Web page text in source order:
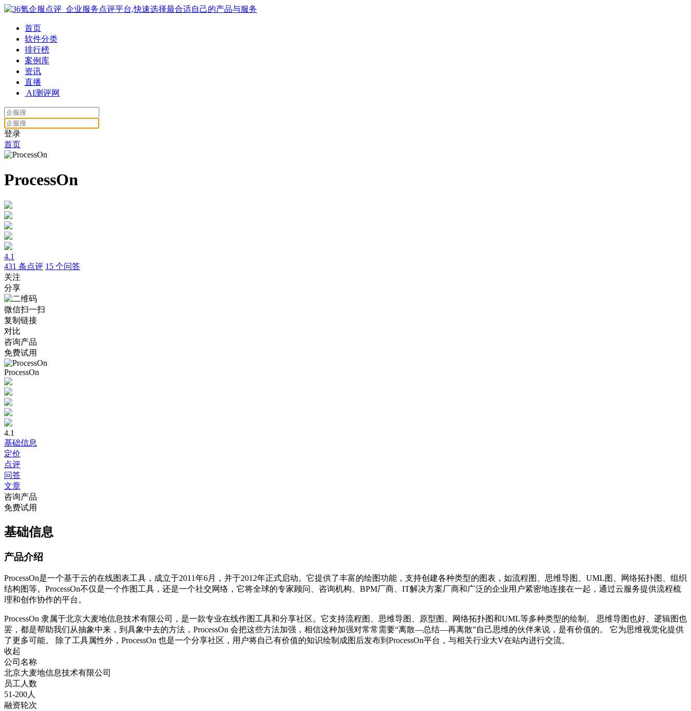
首页
软件分类
排行榜
案例库
资讯
直播
AI测评网
登录
首页
ProcessOn
4.1
431 条点评 15 个问答
关注
分享
微信扫一扫
复制链接
对比
咨询产品
免费试用
ProcessOn
4.1
基础信息
定价
点评
问答
文章
咨询产品
免费试用
基础信息
产品介绍
ProcessOn是一个基于云的在线图表工具，成立于2011年6月，并于2012年正式启动。它提供了丰富的绘图功能，支持创建各种类型的图表，如流程图、思维导图、UML图、网络拓扑图、组织
结构图等。ProcessOn不仅是一个作图工具，还是一个社交网络，它将全球的专家顾问、咨询机构、BPM厂商、IT解决方案厂商和广泛的企业用户紧密地连接在一起，通过云服务提供流程梳
理和创作协作的平台。
ProcessOn 隶属于北京大麦地信息技术有限公司，是一款专业在线作图工具和分享社区。它支持流程图、思维导图、原型图、网络拓扑图和UML等多种类型的绘制。 思维导图也好、逻辑图也
罢，都是帮助我们从抽象中来，到具象中去的方法，ProcessOn 会把这些方法加强，相信这种加强对常常需要“离散—总结—再离散”自己思维的伙伴来说，是有价值的。 它为思维视觉化提供
了更多可能。 除了工具属性外，ProcessOn 也是一个分享社区，用户将自己有价值的知识绘制成图后发布到ProcessOn平台，与相关行业大V在站内进行交流。
收起
公司名称
北京大麦地信息技术有限公司
员工人数
51-200人
融资轮次